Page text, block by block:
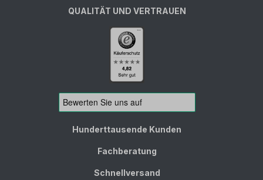
QUALITÄT UND VERTRAUEN
Hunderttausende Kunden
Fachberatung
Schnellversand